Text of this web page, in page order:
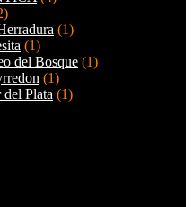
(1)
(1)
del Bosque (1)
(1)
del Plata (1)